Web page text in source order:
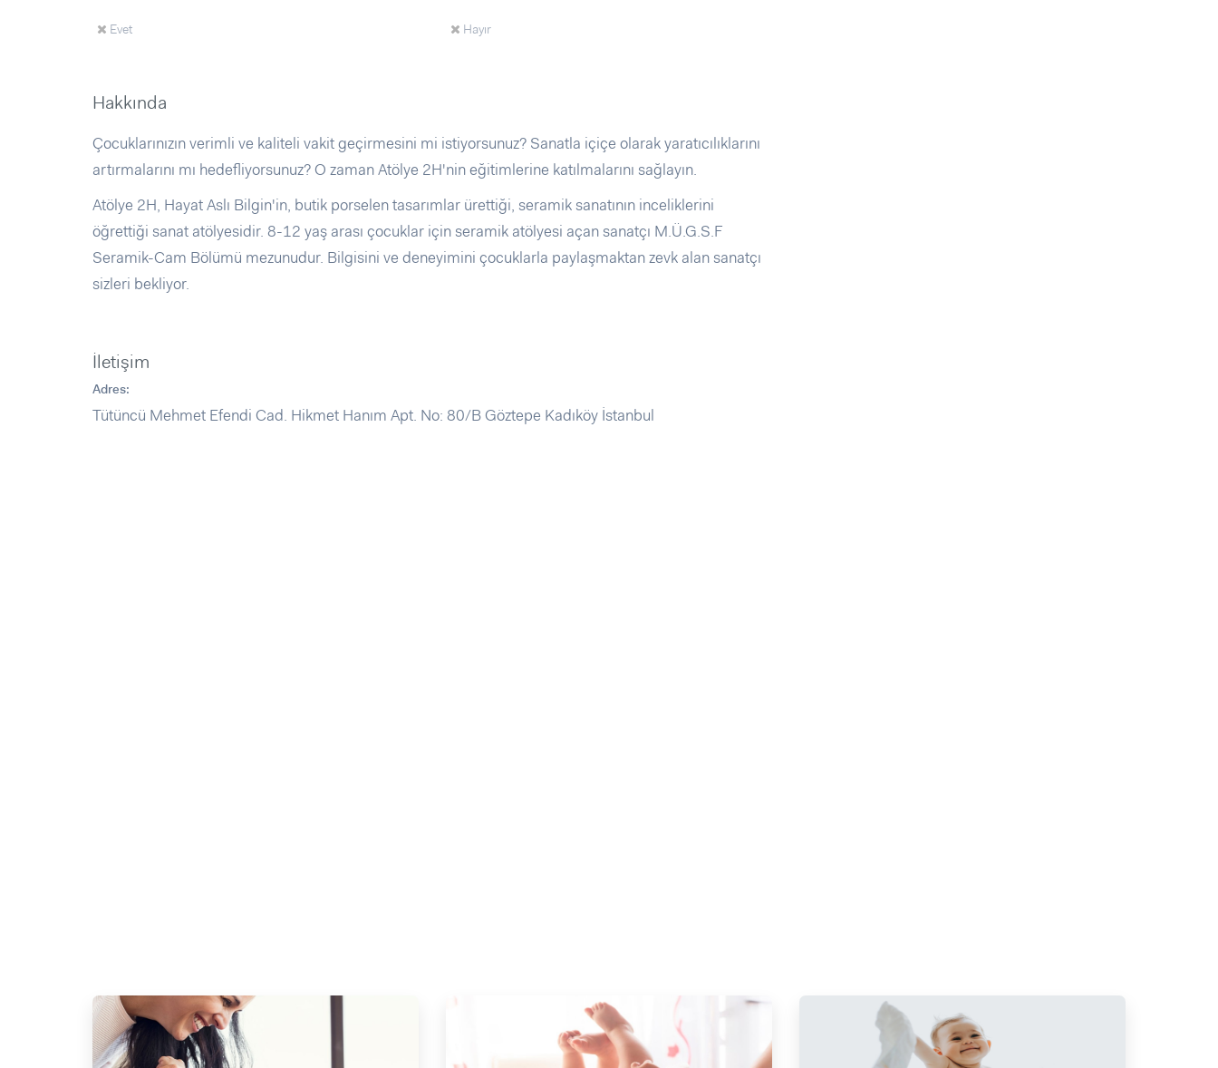
Evet Hayır
Hakkında
Çocuklarınızın verimli ve kaliteli vakit geçirmesini mi istiyorsunuz? Sanatla içiçe olarak yaratıcılıklarını
artırmalarını mı hedefliyorsunuz? O zaman Atölye 2H'nin eğitimlerine katılmalarını sağlayın.
Atölye 2H, Hayat Aslı Bilgin'in, butik porselen tasarımlar ürettiği, seramik sanatının inceliklerini
öğrettiği sanat atölyesidir. 8-12 yaş arası çocuklar için seramik atölyesi açan sanatçı M.Ü.G.S.F
Seramik-Cam Bölümü mezunudur. Bilgisini ve deneyimini çocuklarla paylaşmaktan zevk alan sanatçı
sizleri bekliyor.
İletişim
Adres:
Tütüncü Mehmet Efendi Cad. Hikmet Hanım Apt. No: 80/B Göztepe Kadıköy İstanbul